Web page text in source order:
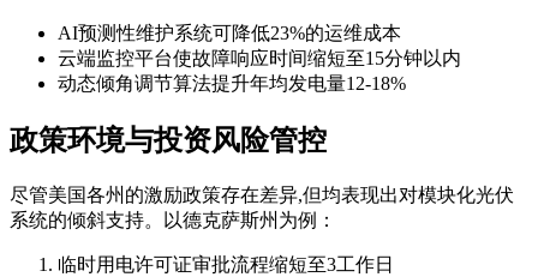
AI预测性维护系统可降低23%的运维成本
云端监控平台使故障响应时间缩短至15分钟以内
动态倾角调节算法提升年均发电量12-18%
政策环境与投资风险管控
尽管美国各州的激励政策存在差异,但均表现出对模块化光伏
系统的倾斜支持。以德克萨斯州为例：
临时用电许可证审批流程缩短至3工作日